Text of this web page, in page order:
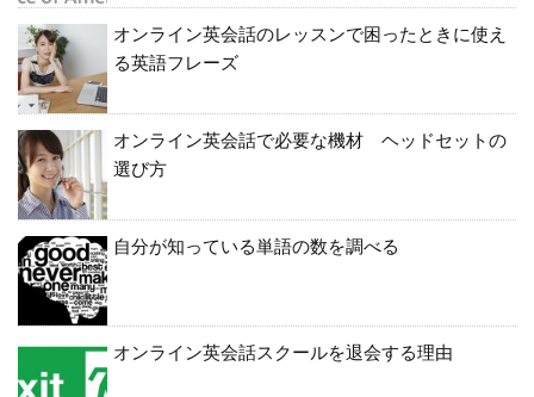
オンライン英会話のレッスンで困ったときに使え
る英語フレーズ
オンライン英会話で必要な機材 ヘッドセットの
選び方
自分が知っている単語の数を調べる
オンライン英会話スクールを退会する理由